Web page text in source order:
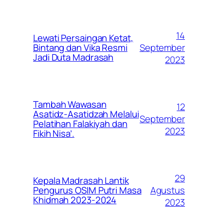
Lewati Persaingan Ketat,
Bintang dan Vika Resmi
Jadi Duta Madrasah
14
September
2023
Tambah Wawasan
Asatidz-Asatidzah Melalui
Pelatihan Falakiyah dan
Fikih Nisa’.
12
September
2023
Kepala Madrasah Lantik
Pengurus OSIM Putri Masa
Khidmah 2023-2024
29
Agustus
2023